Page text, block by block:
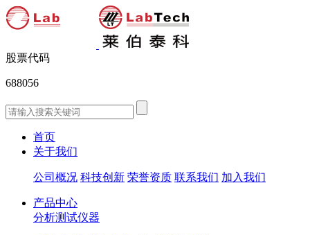
股票代码
688056
首页
关于我们
公司概况 科技创新 荣誉资质 联系我们 加入我们
产品中心
分析测试仪器